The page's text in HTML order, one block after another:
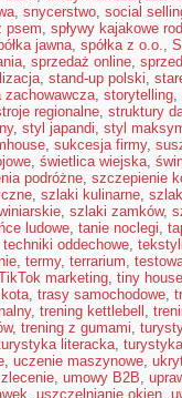
, snycerstwo, social
psem, spływy kajakowe
jawna, spółka z o.o.,
, sprzedaż online,
, stand-up polski,
zachowawcza, storytelling,
regionalne, struktury
, styl japandi, styl
, sukcesja firmy,
, świetlica wiejska,
podróżne, szczepienie
, szlaki kulinarne,
, szlaki zamków,
ludowe, tanie noclegi,
techniki oddechowe,
, termy, terrarium,
marketing, tiny house
, trasy samochodowe,
, trening kettlebell ,
, trening z gumami,
literacka,
, uczenie maszynowe,
, umowy B2B,
, uszczelnianie okien,